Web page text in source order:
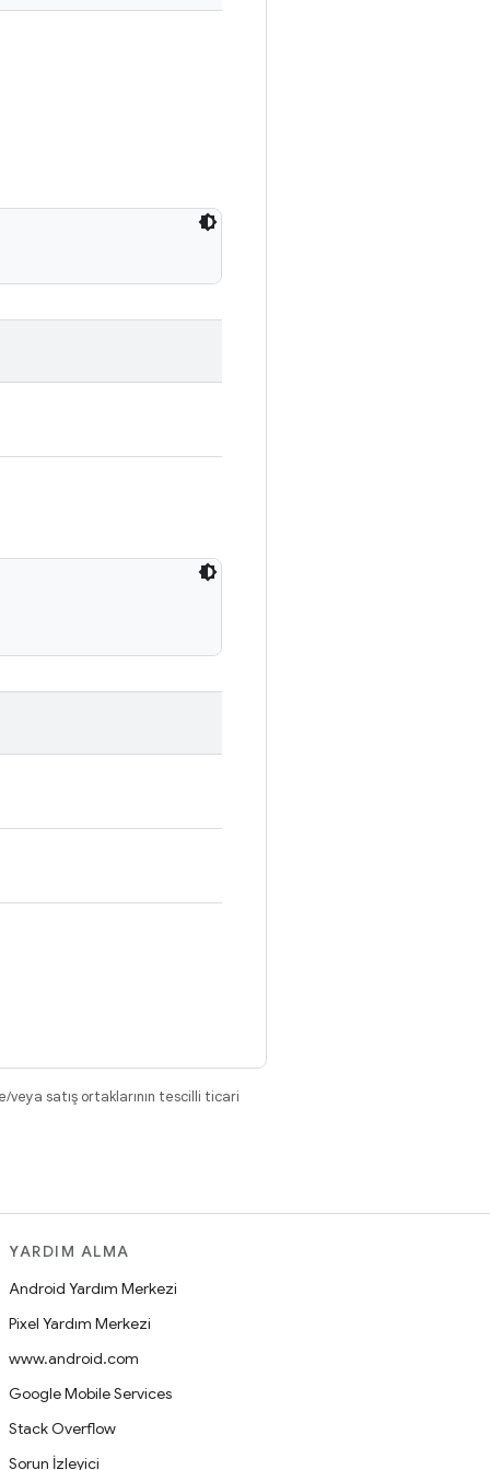
veya satış ortaklarının tescilli ticari
YARDIM ALMA
Android Yardım Merkezi
Pixel Yardım Merkezi
www.android.com
Google Mobile Services
Stack Overflow
Sorun İzleyici